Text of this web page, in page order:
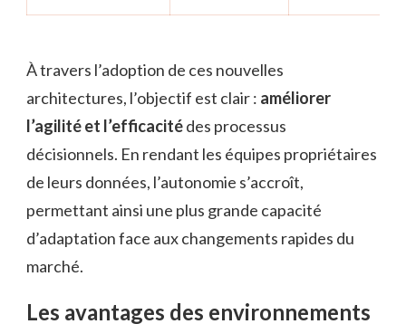
À travers l’adoption de ces nouvelles
architectures, l’objectif est clair : améliorer
l’agilité et l’efficacitédes processus
décisionnels. En rendant les équipes propriétaires
de leurs données, l’autonomie s’accroît,
permettant ainsi une plus grande capacité
d’adaptation face aux changements rapides du
marché.
Les avantages des environnements